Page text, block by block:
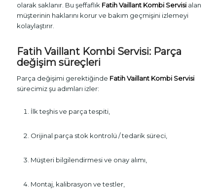
olarak saklanır. Bu şeffaflık Fatih Vaillant Kombi Servisialan
müşterinin haklarını korur ve bakım geçmişini izlemeyi
kolaylaştırır.
Fatih Vaillant Kombi Servisi: Parça
değişim süreçleri
Parça değişimi gerektiğinde Fatih Vaillant Kombi Servisi
sürecimiz şu adımları izler:
İlk teşhis ve parça tespiti,
Orijinal parça stok kontrolü / tedarik süreci,
Müşteri bilgilendirmesi ve onay alımı,
Montaj, kalibrasyon ve testler,